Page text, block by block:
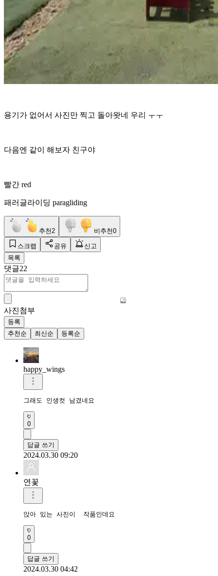
용기가 없어서 사진만 찍고 돌아왓네 우리 ㅜㅜ
다음엔 같이 해보자 친구야
빨간 red
패러글라이딩 paragliding
추천 2 비추천0
스크랩 공유
신고
목록
댓글22
사진첨부
등록
추천순
최신순 등록순
happy_wings
그래도 인생컷 남겼네요
0
답글 쓰기
2024.03.30 09:20
연꽃
앉아 있는 사진이  작품인데요
0
답글 쓰기
2024.03.30 04:42